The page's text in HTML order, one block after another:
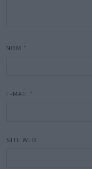
NOM *
E-MAIL *
SITE WEB